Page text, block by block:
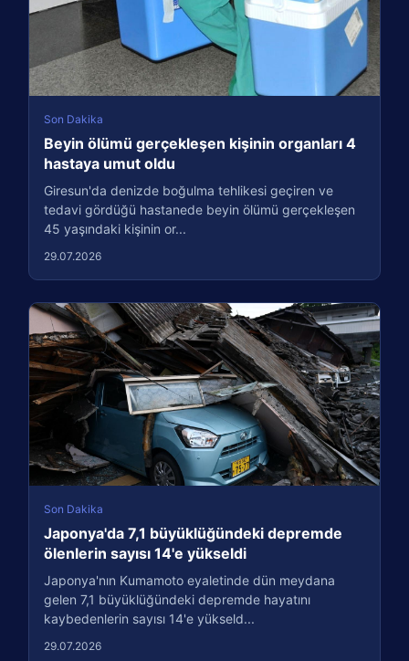
Son Dakika
Beyin ölümü gerçekleşen kişinin organları 4
hastaya umut oldu
Giresun'da denizde boğulma tehlikesi geçiren ve
tedavi gördüğü hastanede beyin ölümü gerçekleşen
45 yaşındaki kişinin or...
29.07.2026
Son Dakika
Japonya'da 7,1 büyüklüğündeki depremde
ölenlerin sayısı 14'e yükseldi
Japonya'nın Kumamoto eyaletinde dün meydana
gelen 7,1 büyüklüğündeki depremde hayatını
kaybedenlerin sayısı 14'e yükseld...
29.07.2026